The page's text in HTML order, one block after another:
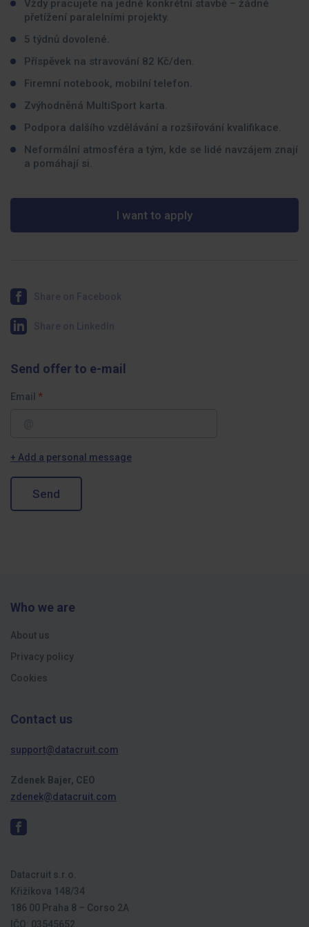
Vždy pracujete na jedné konkrétní stavbě – žádné
přetížení paralelními projekty.
5 týdnů dovolené.
Příspěvek na stravování 82 Kč/den.
Firemní notebook, mobilní telefon.
Zvýhodněná MultiSport karta.
Podpora dalšího vzdělávání a rozšiřování kvalifikace.
Neformální atmosféra a tým, kde se lidé navzájem znají
a pomáhají si.
I want to apply
Send offer to e-mail
Email
+ Add a personal message
Send
Who we are
About us
Privacy policy
Cookies
Contact us
support@datacruit.com
Zdenek Bajer, CEO
zdenek@datacruit.com
Datacruit s.r.o.
Křižíkova 148/34
186 00 Praha 8 – Corso 2A
IČO: 03545652